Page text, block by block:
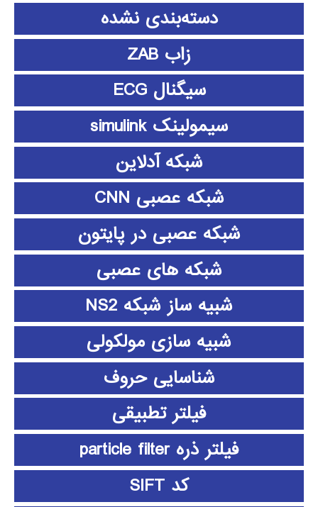
دسته‌بندی نشده
زاب ZAB
سیگنال ECG
سیمولینک simulink
شبکه آدلاین
شبکه عصبی CNN
شبکه عصبی در پایتون
شبکه های عصبی
شبیه ساز شبکه NS2
شبیه سازی مولکولی
شناسایی حروف
فیلتر تطبیقی
فیلتر ذره particle filter
کد SIFT